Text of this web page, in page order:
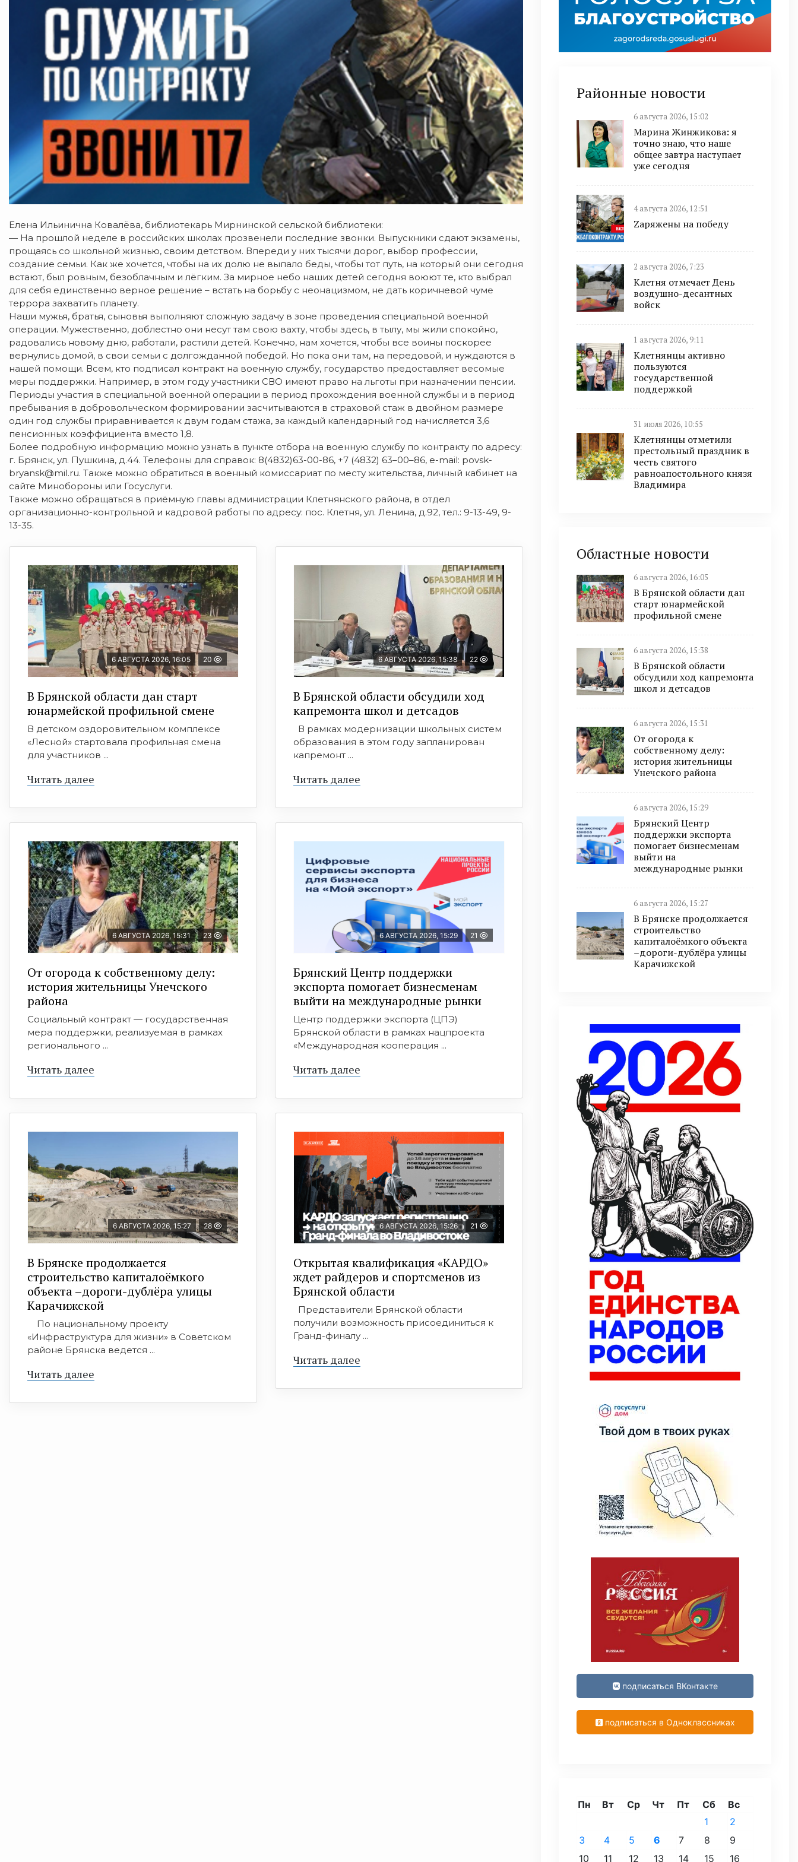
Елена Ильинична Ковалёва, библиотекарь Мирнинской сельской библиотеки:
— На прошлой неделе в российских школах прозвенели последние звонки. Выпускники сдают экзамены,
прощаясь со школьной жизнью, своим детством. Впереди у них тысячи дорог, выбор профессии,
создание семьи. Как же хочется, чтобы на их долю не выпало беды, чтобы тот путь, на который они сегодня
встают, был ровным, безоблачным и лёгким. За мирное небо наших детей сегодня воюют те, кто выбрал
для себя единственно верное решение – встать на борьбу с неонацизмом, не дать коричневой чуме
террора захватить планету.
Наши мужья, братья, сыновья выполняют сложную задачу в зоне проведения специальной военной
операции. Мужественно, доблестно они несут там свою вахту, чтобы здесь, в тылу, мы жили спокойно,
радовались новому дню, работали, растили детей. Конечно, нам хочется, чтобы все воины поскорее
вернулись домой, в свои семьи с долгожданной победой. Но пока они там, на передовой, и нуждаются в
нашей помощи. Всем, кто подписал контракт на военную службу, государство предоставляет весомые
меры поддержки. Например, в этом году участники СВО имеют право на льготы при назначении пенсии.
Периоды участия в специальной военной операции в период прохождения военной службы и в период
пребывания в добровольческом формировании засчитываются в страховой стаж в двойном размере
один год службы приравнивается к двум годам стажа, за каждый календарный год начисляется 3,6
пенсионных коэффициента вместо 1,8.
Более подробную информацию можно узнать в пункте отбора на военную службу по контракту по адресу:
г. Брянск, ул. Пушкина, д.44. Телефоны для справок: 8(4832)63-00-86, +7 (4832) 63–00–86, e-mail: povsk-
bryansk@mil.ru. Также можно обратиться в военный комиссариат по месту жительства, личный кабинет на
сайте Минобороны или Госуслуги.
Также можно обращаться в приёмную главы администрации Клетнянского района, в отдел
организационно-контрольной и кадровой работы по адресу: пос. Клетня, ул. Ленина, д.92, тел.: 9-13-49, 9-
13-35.
6 АВГУСТА 2026, 16:05 20
В Брянской области дан старт
юнармейской профильной смене
В детском оздоровительном комплексе
«Лесной» стартовала профильная смена
для участников ...
Читать далее
6 АВГУСТА 2026, 15:38 22
В Брянской области обсудили ход
капремонта школ и детсадов
В рамках модернизации школьных систем
образования в этом году запланирован
капремонт ...
Читать далее
6 АВГУСТА 2026, 15:31 23
От огорода к собственному делу:
история жительницы Унечского
района
Социальный контракт — государственная
мера поддержки, реализуемая в рамках
регионального ...
Читать далее
6 АВГУСТА 2026, 15:29 21
Брянский Центр поддержки
экспорта помогает бизнесменам
выйти на международные рынки
Центр поддержки экспорта (ЦПЭ)
Брянской области в рамках нацпроекта
«Международная кооперация ...
Читать далее
6 АВГУСТА 2026, 15:27 28
В Брянске продолжается
строительство капиталоёмкого
объекта –дороги-дублёра улицы
Карачижской
По национальному проекту
«Инфраструктура для жизни» в Советском
районе Брянска ведется ...
Читать далее
6 АВГУСТА 2026, 15:26 21
Открытая квалификация «КАРДО»
ждет райдеров и спортсменов из
Брянской области
Представители Брянской области
получили возможность присоединиться к
Гранд-финалу ...
Читать далее
Районные новости
6 августа 2026, 15:02
Марина Жинжикова: я
точно знаю, что наше
общее завтра наступает
уже сегодня
4 августа 2026, 12:51
Zаряжены на победу
2 августа 2026, 7:23
Клетня отмечает День
воздушно-десантных
войск
1 августа 2026, 9:11
Клетнянцы активно
пользуются
государственной
поддержкой
31 июля 2026, 10:55
Клетнянцы отметили
престольный праздник в
честь святого
равноапостольного князя
Владимира
Областные новости
6 августа 2026, 16:05
В Брянской области дан
старт юнармейской
профильной смене
6 августа 2026, 15:38
В Брянской области
обсудили ход капремонта
школ и детсадов
6 августа 2026, 15:31
От огорода к
собственному делу:
история жительницы
Унечского района
6 августа 2026, 15:29
Брянский Центр
поддержки экспорта
помогает бизнесменам
выйти на
международные рынки
6 августа 2026, 15:27
В Брянске продолжается
строительство
капиталоёмкого объекта
–дороги-дублёра улицы
Карачижской
подписаться ВКонтакте
подписаться в Одноклассниках
Пн Вт Ср Чт Пт Сб
Вс
1
2
3
4 5 6 7 8
9
10
11 12 13 14 15 16